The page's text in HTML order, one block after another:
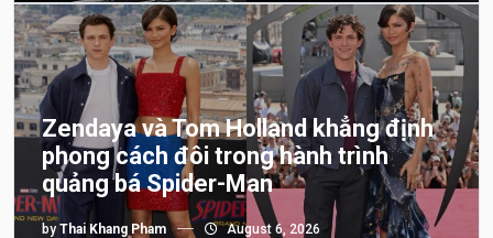
Zendaya và Tom Holland khẳng định
phong cách đôi trong hành trình
quảng bá Spider-Man
by Thai Khang Pham August 6, 2026